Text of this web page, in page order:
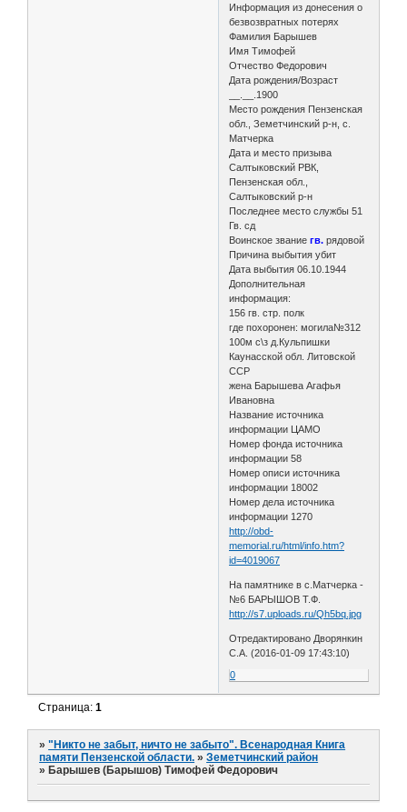
Информация из донесения о
безвозвратных потерях
Фамилия Барышев
Имя Тимофей
Отчество Федорович
Дата рождения/Возраст
__.__.1900
Место рождения Пензенская
обл., Земетчинский р-н, с.
Матчерка
Дата и место призыва
Салтыковский РВК,
Пензенская обл.,
Салтыковский р-н
Последнее место службы 51
Гв. сд
Воинское званиегв. рядовой
Причина выбытия убит
Дата выбытия 06.10.1944
Дополнительная
информация:
156 гв. стр. полк
где похоронен: могила№312
100м с\з д.Кульпишки
Каунасской обл. Литовской
ССР
жена Барышева Агафья
Ивановна
Название источника
информации ЦАМО
Номер фонда источника
информации 58
Номер описи источника
информации 18002
Номер дела источника
информации 1270
http://obd-
memorial.ru/html/info.htm?
id=4019067
На памятнике в с.Матчерка -
№6 БАРЫШОВ Т.Ф.
http://s7.uploads.ru/Qh5bq.jpg
Отредактировано Дворянкин
С.А. (2016-01-09 17:43:10)
0
Страница:1
»"Никто не забыт, ничто не забыто". Всенародная Книга
памяти Пензенской области. »Земетчинский район
» Барышев (Барышов) Тимофей Федорович